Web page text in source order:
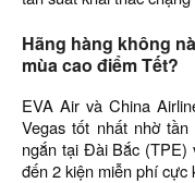
Hãng hàng không
mùa cao điểm Tết?
EVA Air và China
Vegas tốt nhất nhờ
ngắn tại Đài Bắc (TPE)
đến 2 kiện miễn phí cực